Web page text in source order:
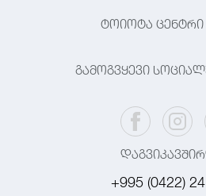
ტოიოტა ცენტრი
გამოგვყევი
+995 (0422)